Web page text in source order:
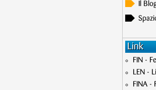
Il
Link
FIN -
LEN -
FINA -